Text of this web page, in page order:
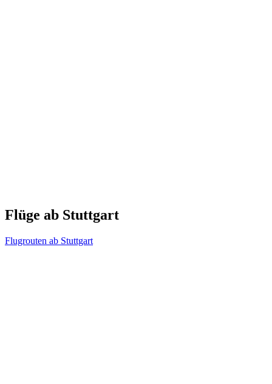
Flüge ab Stuttgart
Flugrouten ab Stuttgart